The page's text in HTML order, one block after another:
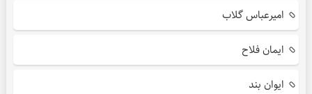
امیرعباس گلاب
ایمان فلاح
ایوان بند